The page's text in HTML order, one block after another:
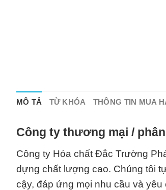
MÔ TẢ TỪ KHÓA THÔNG TIN MUA
Công ty thương mại /
Công ty Hóa chất Đắc Trường
dựng chất lượng cao. Chúng tôi
cậy, đáp ứng mọi nhu cầu và